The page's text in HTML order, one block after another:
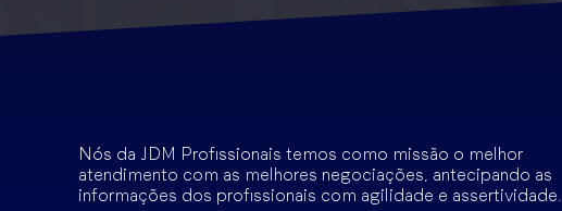
Nós da JDM Profissionais temos como missão o melhor
atendimento com as melhores negociações, antecipando as
informações dos profissionais com agilidade e assertividade.